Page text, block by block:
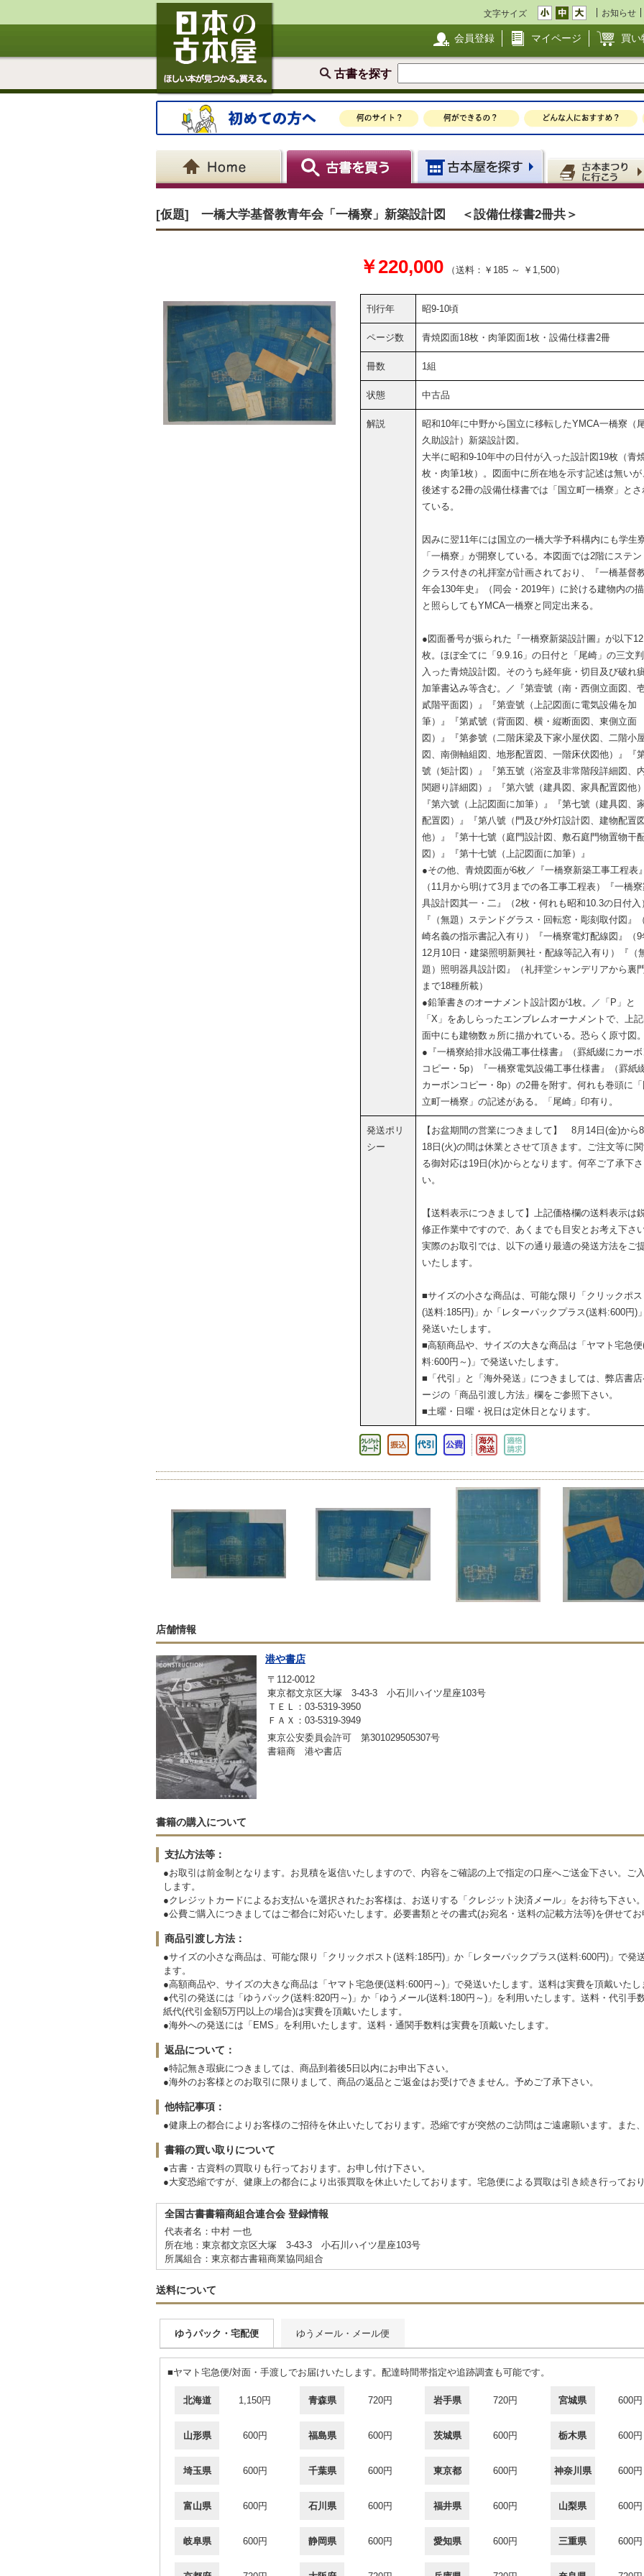
文字サイズ お知らせ
会員登録 マイページ 買い
古書を探す
[仮題] 一橋大学基督教青年会「一橋寮」新築設計図 ＜設備仕様書2冊共＞
￥220,000 （送料：￥185 ～ ￥1,500）
刊行年 昭9-10頃
ページ数 青焼図面18枚・肉筆図面1枚・設備仕様書2冊
冊数 1組
状態 中古品
解説
昭和10年に中野から国立に移転したYMCA一橋寮（
久助設計）新築設計図。
大半に昭和9-10年中の日付が入った設計図19枚（青
枚・肉筆1枚）。図面中に所在地を示す記述は無いが
後述する2冊の設備仕様書では「国立町一橋寮」とさ
ている。
因みに翌11年には国立の一橋大学予科構内にも学生
「一橋寮」が開寮している。本図面では2階にステン
クラス付きの礼拝室が計画されており、『一橋基督
年会130年史』（同会・2019年）に於ける建物内の
と照らしてもYMCA一橋寮と同定出来る。
●図面番号が振られた『一橋寮新築設計圖』が以下12
枚。ほぼ全てに「9.9.16」の日付と「尾崎」の三文
入った青焼設計図。そのうち経年疵・切目及び破れ
加筆書込み等含む。／『第壹號（南・西側立面図、
貳階平面図）』『第壹號（上記図面に電気設備を加
筆）』『第貳號（背面図、横・縦断面図、東側立面
図）』『第参號（二階床梁及下家小屋伏図、二階小
図、南側軸組図、地形配置図、一階床伏図他）』『
號（矩計図）』『第五號（浴室及非常階段詳細図、
関廻り詳細図）』『第六號（建具図、家具配置図他）
『第六號（上記図面に加筆）』『第七號（建具図、
配置図）』『第八號（門及び外灯設計図、建物配置
他）』『第十七號（庭門設計図、敷石庭門物置物干
図）』『第十七號（上記図面に加筆）』
●その他、青焼図面が6枚／『一橋寮新築工事工程表』
（11月から明けて3月までの各工事工程表）『一橋寮
具設計図其一・二』（2枚・何れも昭和10.3の日付入
『（無題）ステンドグラス・回転窓・彫刻取付図』
崎名義の指示書記入有り）『一橋寮電灯配線図』（9
12月10日・建築照明新興社・配線等記入有り）『（
題）照明器具設計図』（礼拝堂シャンデリアから裏
まで18種所載）
●鉛筆書きのオーナメント設計図が1枚。／「P」と
「X」をあしらったエンブレムオーナメントで、上
面中にも建物数ヵ所に描かれている。恐らく原寸図。
●『一橋寮給排水設備工事仕様書』（罫紙綴にカーボ
コピー・5p）『一橋寮電気設備工事仕様書』（罫紙
カーボンコピー・8p）の2冊を附す。何れも巻頭に「
立町一橋寮」の記述がある。「尾崎」印有り。
発送ポリ
シー
【お盆期間の営業につきまして】 8月14日(金)から8
18日(火)の間は休業とさせて頂きます。ご注文等に
る御対応は19日(水)からとなります。何卒ご了承下さ
い。
【送料表示につきまして】上記価格欄の送料表示は
修正作業中ですので、あくまでも目安とお考え下さい
実際のお取引では、以下の通り最適の発送方法をご
いたします。
■サイズの小さな商品は、可能な限り「クリックポス
(送料:185円)」か「レターパックプラス(送料:600円)
発送いたします。
■高額商品や、サイズの大きな商品は「ヤマト宅急便
料:600円～)」で発送いたします。
■「代引」と「海外発送」につきましては、弊店書
ージの「商品引渡し方法」欄をご参照下さい。
■土曜・日曜・祝日は定休日となります。
店舗情報
港や書店
〒112-0012
東京都文京区大塚 3-43-3 小石川ハイツ星座103号
ＴＥＬ：03-5319-3950
ＦＡＸ：03-5319-3949
東京公安委員会許可 第301029505307号
書籍商 港や書店
書籍の購入について
支払方法等：
●お取引は前金制となります。お見積を返信いたしますので、内容をご確認の上で指定の口座へご送金下さい。ご
します。
●クレジットカードによるお支払いを選択されたお客様は、お送りする「クレジット決済メール」をお待ち下さい。
●公費ご購入につきましてはご都合に対応いたします。必要書類とその書式(お宛名・送料の記載方法等)を併せてお
商品引渡し方法：
●サイズの小さな商品は、可能な限り「クリックポスト(送料:185円)」か「レターパックプラス(送料:600円)」で発
ます。
●高額商品や、サイズの大きな商品は「ヤマト宅急便(送料:600円～)」で発送いたします。送料は実費を頂戴いたし
●代引の発送には「ゆうパック(送料:820円～)」か「ゆうメール(送料:180円～)」を利用いたします。送料・代引手
紙代(代引金額5万円以上の場合)は実費を頂戴いたします。
●海外への発送には「EMS」を利用いたします。送料・通関手数料は実費を頂戴いたします。
返品について：
●特記無き瑕疵につきましては、商品到着後5日以内にお申出下さい。
●海外のお客様とのお取引に限りまして、商品の返品とご返金はお受けできません。予めご了承下さい。
他特記事項：
●健康上の都合によりお客様のご招待を休止いたしております。恐縮ですが突然のご訪問はご遠慮願います。また
書籍の買い取りについて
●古書・古資料の買取りも行っております。お申し付け下さい。
●大変恐縮ですが、健康上の都合により出張買取を休止いたしております。宅急便による買取は引き続き行ってお
全国古書書籍商組合連合会 登録情報
代表者名：中村 一也
所在地：東京都文京区大塚 3-43-3 小石川ハイツ星座103号
所属組合：東京都古書籍商業協同組合
送料について
ゆうパック・宅配便 ゆうメール・メール便
■ヤマト宅急便/対面・手渡しでお届けいたします。配達時間帯指定や追跡調査も可能です。
北海道 1,150円 青森県 720円 岩手県 720円 宮城県 600円
山形県 600円 福島県 600円 茨城県 600円 栃木県 600円
埼玉県 600円 千葉県 600円 東京都 600円 神奈川県 600円
富山県 600円 石川県 600円 福井県 600円 山梨県 600円
岐阜県 600円 静岡県 600円 愛知県 600円 三重県 600円